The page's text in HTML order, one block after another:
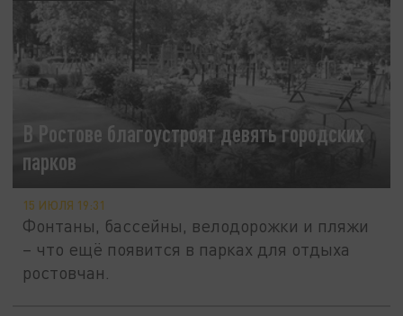
В Ростове благоустроят девять городских
парков
15 ИЮЛЯ 19:31
Фонтаны, бассейны, велодорожки и пляжи
– что ещё появится в парках для отдыха
ростовчан.